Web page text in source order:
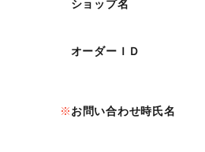
ショップ名
オーダーＩＤ
お問い合わせ時氏名